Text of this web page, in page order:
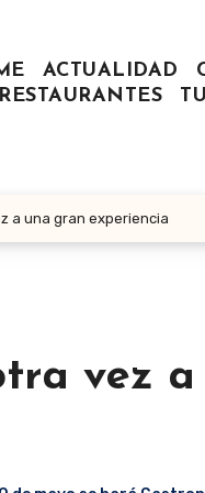
ACTUALIDAD
RESTAURANTES
a una gran experiencia
vez